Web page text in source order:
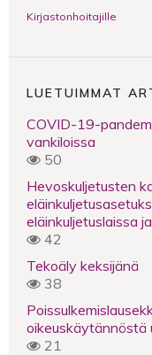
Kirjastonhoitajille
LUETUIMMAT
COVID-19-
vankiloissa
50
Hevoskuljetusten
eläinkuljetuslaissa
42
Tekoäly keksijänä
38
oikeuskäytännöstä
21